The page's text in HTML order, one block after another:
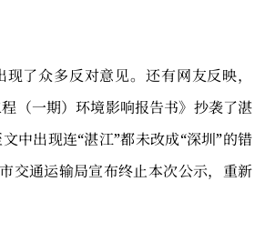
了众多反对意见。还有网友反映，
程（一期）环境影响报告书》抄袭了湛
中出现连“湛江”都未改成“深圳”的错
交通运输局宣布终止本次公示，重新